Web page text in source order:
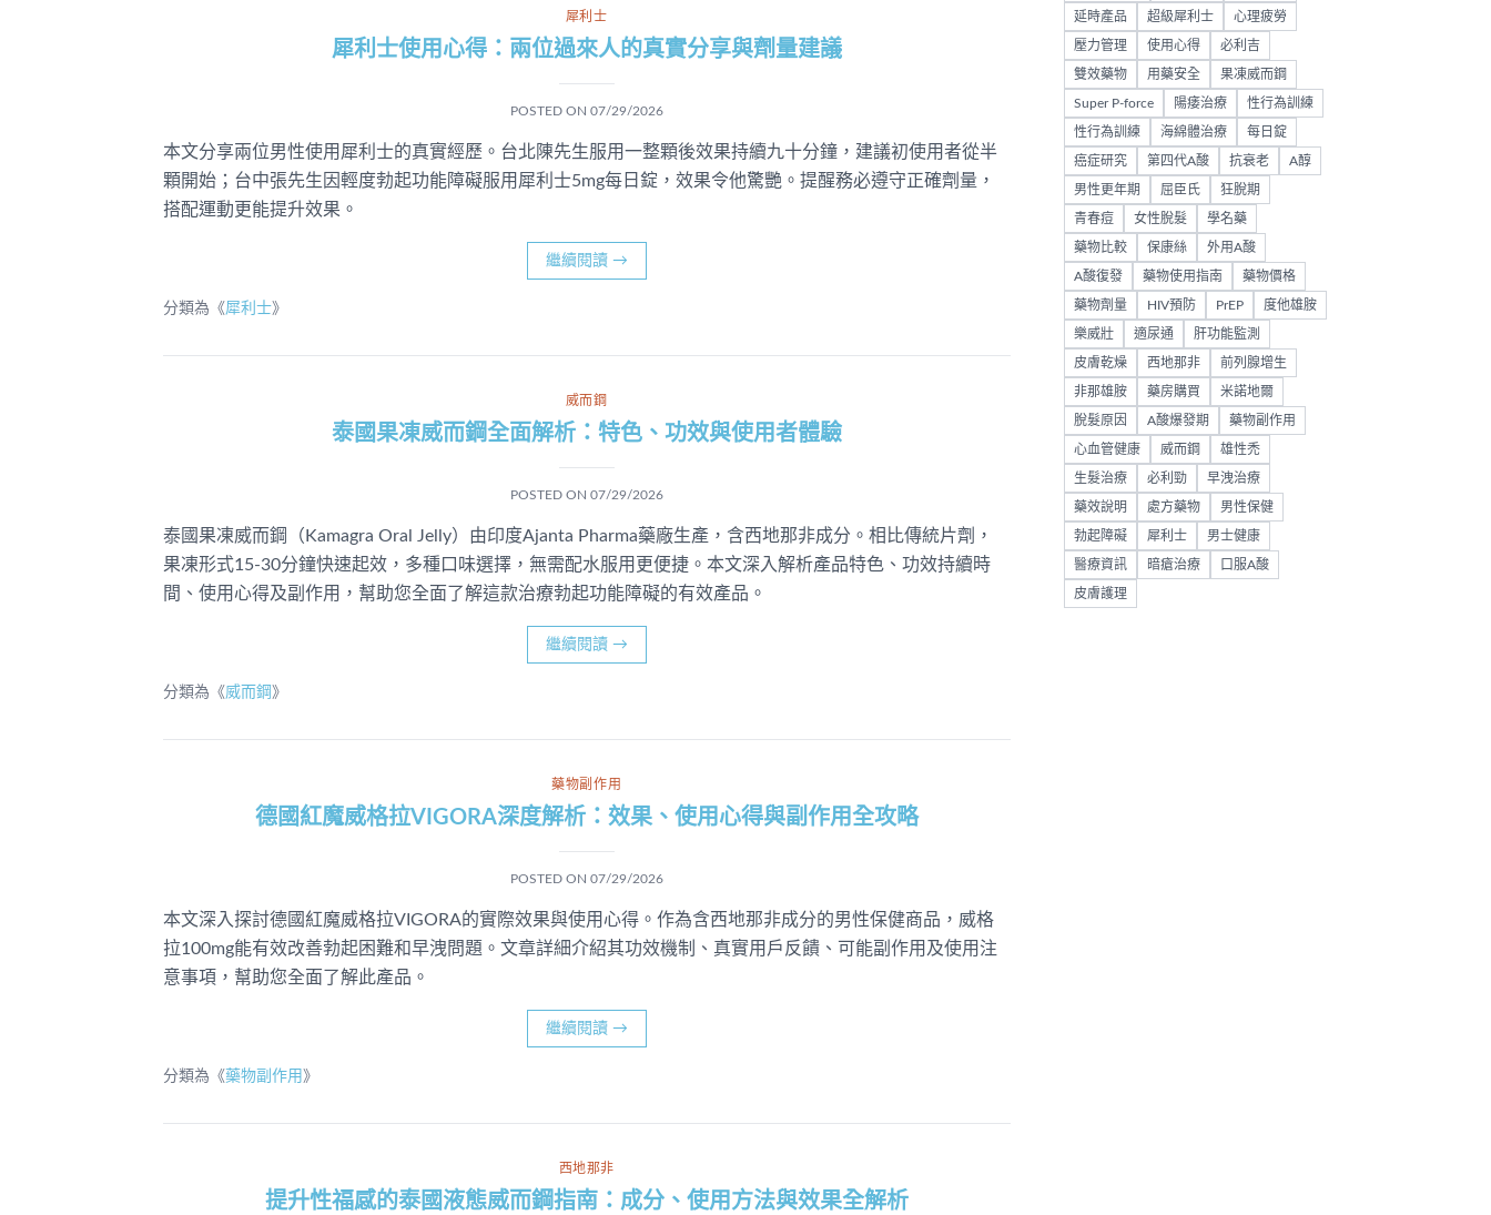
犀利士
犀利士使用心得：兩位過來人的真實分享與劑量建議
POSTED ON 07/29/2026
本文分享兩位男性使用犀利士的真實經歷。台北陳先生服用一整顆後效果持續九十分鐘，建議初使用者從半
顆開始；台中張先生因輕度勃起功能障礙服用犀利士5mg每日錠，效果令他驚艷。提醒務必遵守正確劑量，
搭配運動更能提升效果。
繼續閱讀 →
分類為《犀利士》
威而鋼
泰國果凍威而鋼全面解析：特色、功效與使用者體驗
POSTED ON 07/29/2026
泰國果凍威而鋼（Kamagra Oral Jelly）由印度Ajanta Pharma藥廠生產，含西地那非成分。相比傳統片劑，
果凍形式15-30分鐘快速起效，多種口味選擇，無需配水服用更便捷。本文深入解析產品特色、功效持續時
間、使用心得及副作用，幫助您全面了解這款治療勃起功能障礙的有效產品。
繼續閱讀 →
分類為《威而鋼 》
藥物副作用
德國紅魔威格拉VIGORA深度解析：效果、使用心得與副作用全攻略
POSTED ON 07/29/2026
本文深入探討德國紅魔威格拉VIGORA的實際效果與使用心得。作為含西地那非成分的男性保健商品，威格
拉100mg能有效改善勃起困難和早洩問題。文章詳細介紹其功效機制、真實用戶反饋、可能副作用及使用注
意事項，幫助您全面了解此產品。
繼續閱讀 →
分類為《藥物副作用 》
西地那非
提升性福感的泰國液態威而鋼指南：成分、使用方法與效果全解析
延時產品 超級犀利士 心理疲勞
壓力管理 使用心得 必利吉
雙效藥物 用藥安全 果凍威而鋼
Super P-force 陽痿治療 性行為訓練
性行為訓練 海綿體治療 每日錠
癌症研究 第四代A酸 抗衰老 A醇
男性更年期 屈臣氏 狂脫期
青春痘 女性脫髮 學名藥
藥物比較 保康絲 外用A酸
A酸復發 藥物使用指南 藥物價格
藥物劑量 HIV預防 PrEP 度他雄胺
樂威壯 適尿通 肝功能監測
皮膚乾燥 西地那非 前列腺增生
非那雄胺 藥房購買 米諾地爾
脫髮原因 A酸爆發期 藥物副作用
心血管健康 威而鋼 雄性禿
生髮治療 必利勁 早洩治療
藥效說明 處方藥物 男性保健
勃起障礙 犀利士 男士健康
醫療資訊 暗瘡治療 口服A酸
皮膚護理